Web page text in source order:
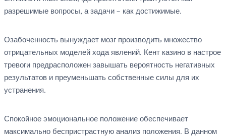
разрешимые вопросы, а задачи – как достижимые.
Озабоченность вынуждает мозг производить множество
отрицательных моделей хода явлений. Кент казино в настрое
тревоги предрасположен завышать вероятность негативных
результатов и преуменьшать собственные силы для их
устранения.
Спокойное эмоциональное положение обеспечивает
максимально беспристрастную анализ положения. В данном